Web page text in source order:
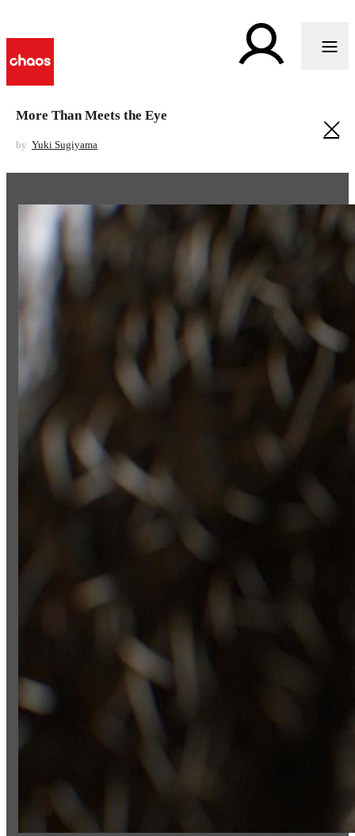
More Than Meets the Eye
by Yuki Sugiyama